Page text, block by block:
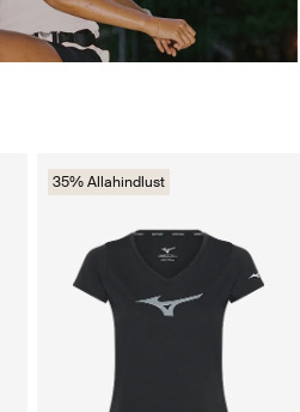
35% Allahindlust